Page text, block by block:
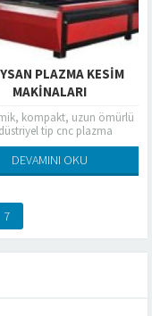
PLAZMA KESİM
MAKİNALARI
kompakt, uzun ömürlü
tip cnc plazma
makineleri
DEVAMINI OKU
7